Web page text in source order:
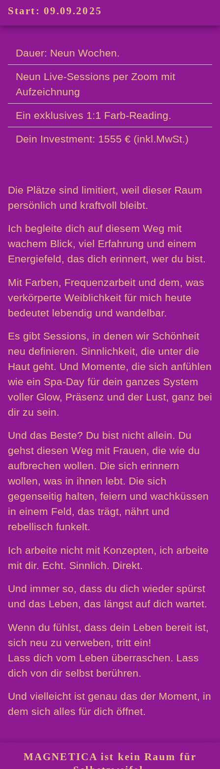
Start: 09.09.2025
Dauer: Neun Wochen.
Neun Live-Sessions per Zoom mit
Aufzeichnung
Ein exklusives 1:1 Farb-Reading.
Dein Investment: 1555 € (inkl.MwSt.)
Die Plätze sind limitiert, weil dieser Raum
persönlich und kraftvoll bleibt.
Ich begleite dich auf diesem Weg mit
wachem Blick, viel Erfahrung und einem
Energiefeld, das dich erinnert, wer du bist.
Mit Farben, Frequenzarbeit und dem, was
verkörperte Weiblichkeit für mich heute
bedeutet lebendig und wandelbar.
Es gibt Sessions, in denen wir Schönheit
neu definieren. Sinnlichkeit, die unter die
Haut geht. Und Momente, die sich anfühlen
wie ein Spa-Day für dein ganzes System
voller Glow, Präsenz und der Lust, ganz bei
dir zu sein.
Und das Beste? Du bist nicht allein. Du
gehst diesen Weg mit Frauen, die wie du
aufbrechen wollen. Die sich erinnern
wollen, was in ihnen lebt. Die sich
gegenseitig halten, feiern und wachküssen
in einem Feld, das trägt, nährt und
rebellisch funkelt.
Ich arbeite nicht mit Konzepten, ich arbeite
mit dir. Echt. Sinnlich. Direkt.
Und immer so, dass du dich wieder spürst
und das Leben, das längst auf dich wartet.
Wenn du fühlst, dass dein Leben bereit ist,
sich neu zu verweben, tritt ein!
Lass dich vom Leben überraschen. Lass
dich von dir selbst berühren.
Und vielleicht ist genau das der Moment, in
dem sich alles für dich öffnet.
MAGNETICA ist kein Raum für